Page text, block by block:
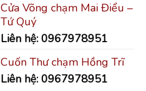
Cửa Võng chạm Mai Điểu –
Tứ Quý
Liên hệ: 0967978951
Cuốn Thư chạm Hồng Trĩ
Liên hệ: 0967978951